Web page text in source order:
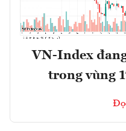
VN-Index
trong vùng